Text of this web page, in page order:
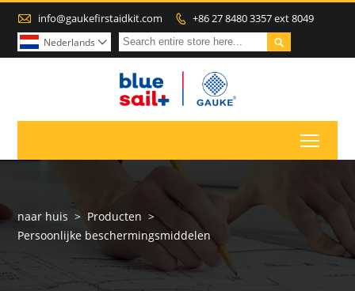
 info@gaukefirstaidkit.com  +86 27 8480 3357 ext 8049

Nederlands 
naar huis > Producten >
Persoonlijke beschermingsmiddelen